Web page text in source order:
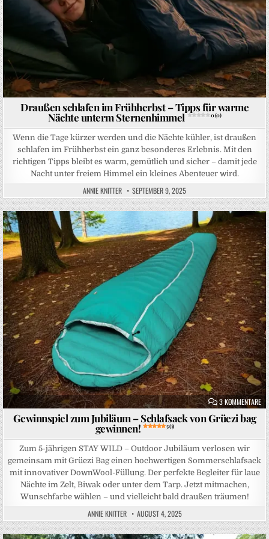
Draußen schlafen im Frühherbst – Tipps für warme
Nächte unterm Sternenhimmel 0 (0)
Wenn die Tage kürzer werden und die Nächte kühler, ist draußen
schlafen im Frühherbst ein ganz besonderes Erlebnis. Mit den
richtigen Tipps bleibt es warm, gemütlich und sicher – damit jede
Nacht unter freiem Himmel ein kleines Abenteuer wird.
ANNIE KNITTER SEPTEMBER 9, 2025
3 KOMMENTARE
Posted in
Gewinnspiel zum Jubiläum – Schlafsack von Grüezi bag
gewinnen! 5 (1)
Zum 5-jährigen STAY WILD – Outdoor Jubiläum verlosen wir
gemeinsam mit Grüezi Bag einen hochwertigen Sommerschlafsack
mit innovativer DownWool-Füllung. Der perfekte Begleiter für laue
Nächte im Zelt, Biwak oder unter dem Tarp. Jetzt mitmachen,
Wunschfarbe wählen – und vielleicht bald draußen träumen!
ANNIE KNITTER AUGUST 4, 2025